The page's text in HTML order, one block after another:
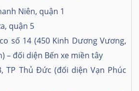
Niên, quận 1
quận 5
số 14 (450 Kinh Dương Vương,
– đối diện Bến xe miền tây
TP Thủ Đức (đối diện Vạn Phúc